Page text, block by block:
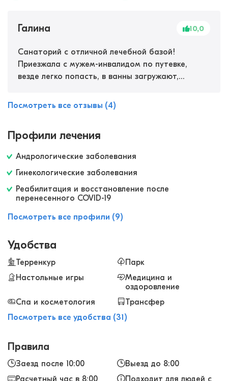
Галина 10,0
Cанаторий с отличной лечебной базой!
Приезжала с мужем-инвалидом по путевке,
везде легко попасть, в ванны загружают,
подскажет. Сакские лечебные грязи, рапа с
озера просто творят чудеса! Наряду с ваннами
Посмотреть все отзывы (4)
Профили лечения
Андрологические заболевания
Гинекологические заболевания
Реабилитация и восстановление после
перенесенного COVID-19
Посмотреть все профили (9)
Удобства
Терренкур
Парк
Настольные игры
Медицина и
оздоровление
Спа и косметология
Трансфер
Посмотреть все удобства (31)
Правила
Заезд после 10:00
Выезд до 8:00
Расчетный час в 8:00
Подходит для людей с